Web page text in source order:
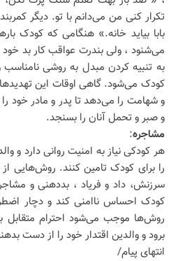
تکرار کنی من می‌دانم با تو. دیگر
بابا بیاید خانه.» هنگامی که کودک
می‌شنود ، ولی بندرت عواقب کار بد خود
به تنبیه کردن مبدل به روشی نامناسب
کودک می‌شود. گاهی اوقات این
و شهامت را می‌دهد تا پدر و مادر خود
و صبر و تحمل آنان را بسنجد.
مشاجره:
هر کودکی نیاز به امنیت روانی دارد و
را برای کودک تامین کنند. روش‌هایی
سرزنش، داد و فریاد ، بددهنی و
کودک احساس ناامنی کند و دچار
روش‌ها موجب می‌شود احترام متقابل
برود و والدین اقتدار خود را از دست
انتهای پیام/